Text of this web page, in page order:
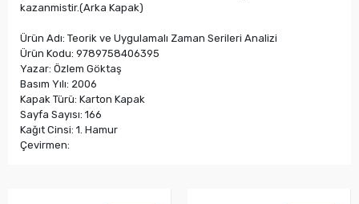
kazanmistir.(Arka Kapak)
Ürün Adı: Teorik ve Uygulamalı Zaman Serileri Analizi
Ürün Kodu: 9789758406395
Yazar: Özlem Göktaş
Basım Yılı: 2006
Kapak Türü: Karton Kapak
Sayfa Sayısı: 166
Kağıt Cinsi: 1. Hamur
Çevirmen: